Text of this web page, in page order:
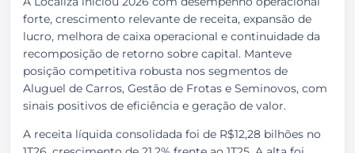
forte, crescimento relevante de receita, expansão de
lucro, melhora de caixa operacional e continuidade da
recomposição de retorno sobre capital. Manteve
posição competitiva robusta nos segmentos de
Aluguel de Carros, Gestão de Frotas e Seminovos, com
sinais positivos de eficiência e geração de valor.
A receita líquida consolidada foi de R$12,28 bilhões no